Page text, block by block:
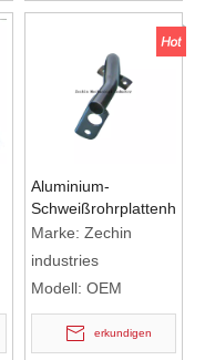
Aluminium-
Marke: Zechin
industries
Modell: OEM
erkundigen